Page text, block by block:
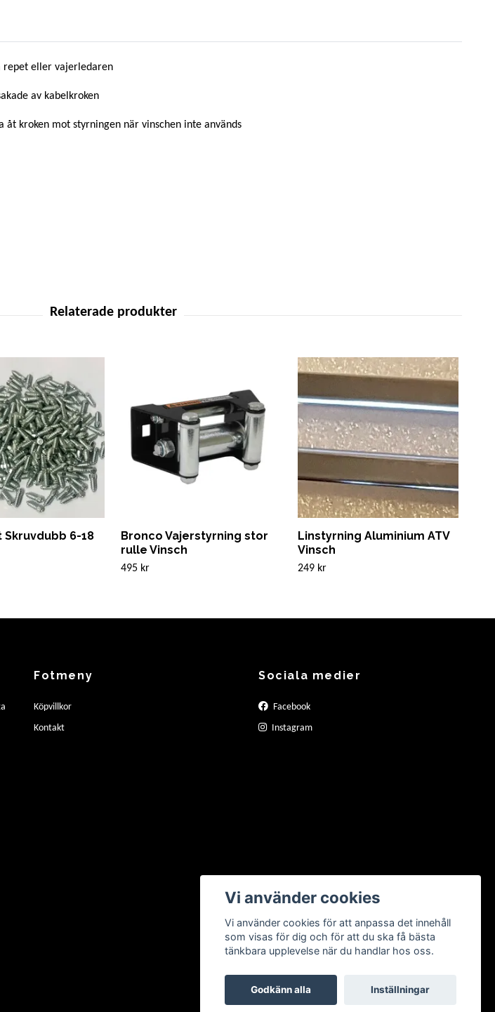
repet eller vajerledaren
av kabelkroken
åt kroken mot styrningen när vinschen inte används
Skruvdubb 6-18
Bronco Vajerstyrning stor
rulle Vinsch
495 kr
Linstyrning Aluminium ATV
Vinsch
249 kr
Fotmeny
Köpvillkor
Kontakt
Sociala medier
Facebook
Instagram
Vi använder cookies
Vi använder cookies för att anpassa det innehåll
som visas för dig och för att du ska få bästa
tänkbara upplevelse när du handlar hos oss.
Godkänn alla Inställningar